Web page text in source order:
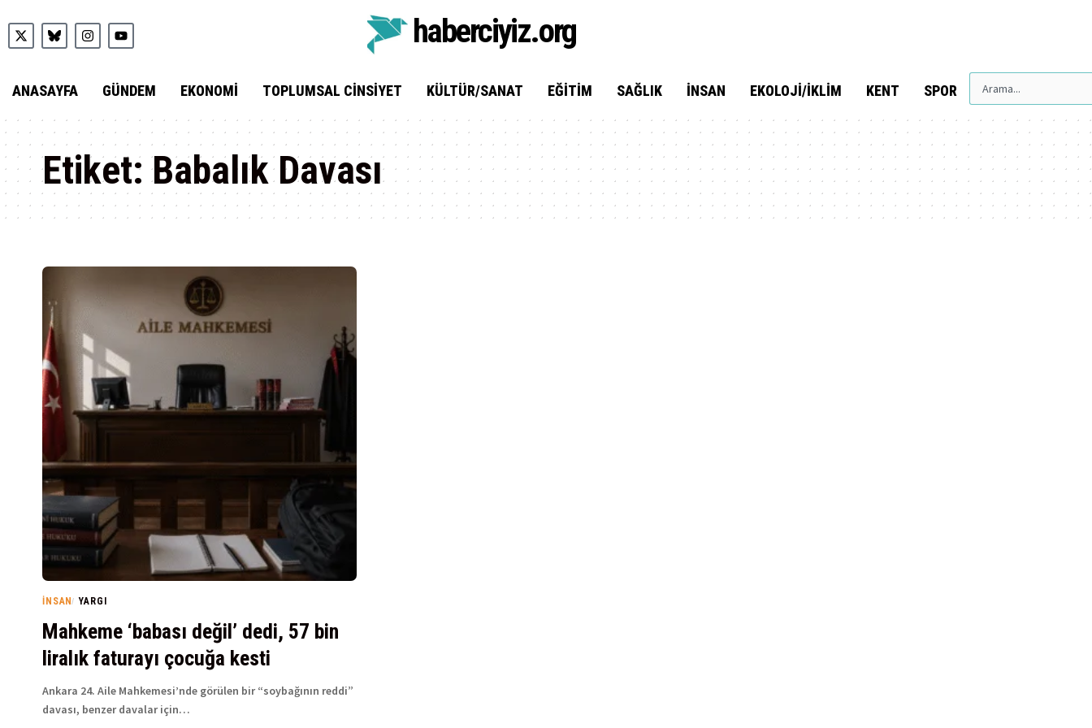
haberciyiz.org
ANASAYFA GÜNDEM EKONOMI TOPLUMSAL CINSIYET KÜLTÜR/SANAT EĞITIM SAĞLIK İNSAN EKOLOJI/İKLIM KENT SPOR
Etiket:Babalık Davası
İNSAN YARGI
Mahkeme ‘babası değil’ dedi, 57 bin
liralık faturayı çocuğa kesti
Ankara 24. Aile Mahkemesi’nde görülen bir “soybağının reddi”
davası, benzer davalar için…